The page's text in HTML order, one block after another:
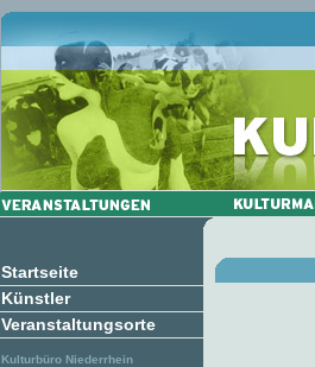
Startseite
Künstler
Veranstaltungsorte
Kulturbüro Niederrhein